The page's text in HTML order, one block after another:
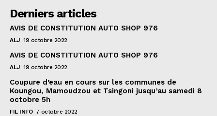
Derniers articles
AVIS DE CONSTITUTION AUTO SHOP 976
ALJ 19 octobre 2022
AVIS DE CONSTITUTION AUTO SHOP 976
ALJ 19 octobre 2022
Coupure d’eau en cours sur les communes de
Koungou, Mamoudzou et Tsingoni jusqu’au samedi 8
octobre 5h
FIL INFO 7 octobre 2022